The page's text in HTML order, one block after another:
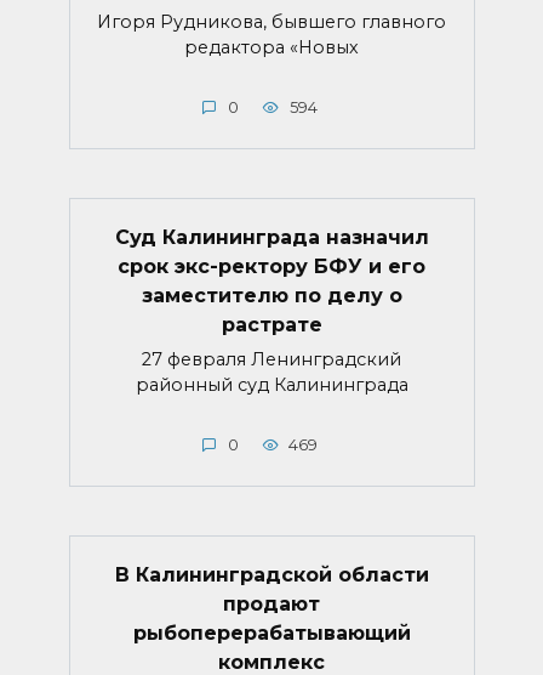
Игоря Рудникова, бывшего главного
редактора «Новых
0 594
Суд Калининграда назначил
срок экс-ректору БФУ и его
заместителю по делу о
растрате
27 февраля Ленинградский
районный суд Калининграда
0 469
В Калининградской области
продают
рыбоперерабатывающий
комплекс